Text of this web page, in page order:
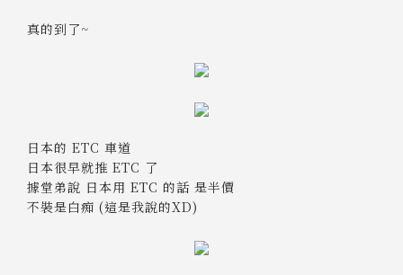
真的到了~
日本的 ETC 車道
日本很早就推 ETC 了
據堂弟說 日本用 ETC 的話 是半價
不裝是白痴 (這是我說的XD)